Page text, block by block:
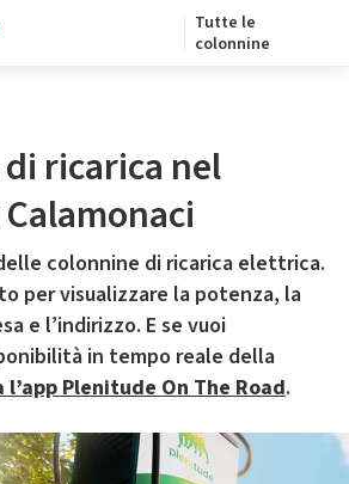
Tutte le
colonnine
ricarica nel
colonnine di ricarica elettrica.
per visualizzare la potenza, la
e l’indirizzo. E se vuoi
in tempo reale della
l’app Plenitude On The Road.